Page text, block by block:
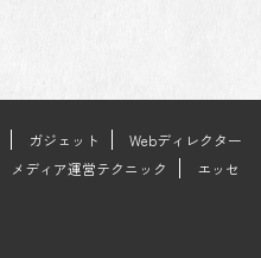
ガジェット
Webディレクター
メディア運営テクニック
エッセ